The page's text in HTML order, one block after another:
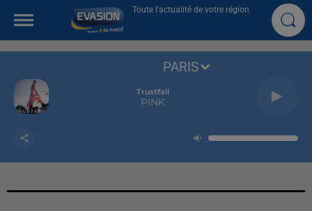
Toute l'actualité de votre région
Trustfall
PINK
PARIS